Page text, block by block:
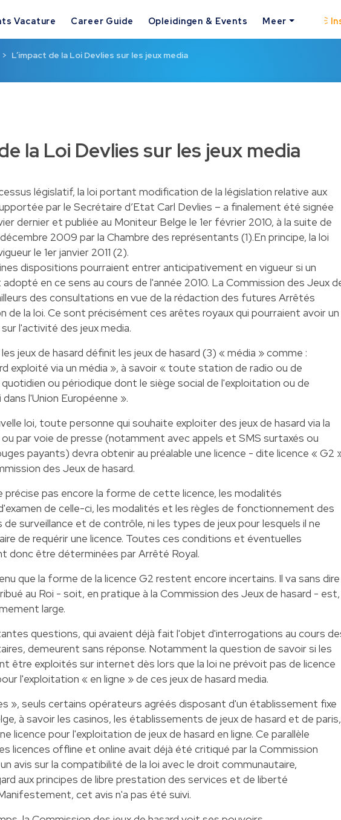
Vacature Career Guide Opleidingen & Events Meer
L’impact de la Loi Devlies sur les jeux media
la Loi Devlies sur les jeux media
législatif, la loi portant modification de la législation relative aux
par le Secrétaire d’Etat Carl Devlies – a finalement été signée
dernier et publiée au Moniteur Belge le 1er février 2010, à la suite de
2009 par la Chambre des représentants (1).En principe, la loi
le 1er janvier 2011 (2).
dispositions pourraient entrer anticipativement en vigueur si un
en ce sens au cours de l'année 2010. La Commission des Jeux
des consultations en vue de la rédaction des futures Arrêtés
de la loi. Ce sont précisément ces arêtes royaux qui pourraient avoir un
l'activité des jeux media.
jeux de hasard définit les jeux de hasard (3) « média » comme :
exploité via un média », à savoir « toute station de radio ou de
ou périodique dont le siège social de l'exploitation ou de
l'Union Européenne ».
loi, toute personne qui souhaite exploiter des jeux de hasard via la
par voie de presse (notamment avec appels et SMS surtaxés ou
payants) devra obtenir au préalable une licence - dite licence « G2
des Jeux de hasard.
précise pas encore la forme de cette licence, les modalités
de celle-ci, les modalités et les règles de fonctionnement des
de surveillance et de contrôle, ni les types de jeux pour lesquels il ne
de requérir une licence. Toutes ces conditions et éventuelles
donc être déterminées par Arrêté Royal.
que la forme de la licence G2 restent encore incertains. Il va sans dire
au Roi - soit, en pratique à la Commission des Jeux de hasard - est,
large.
questions, qui avaient déjà fait l'objet d'interrogations au cours
demeurent sans réponse. Notamment la question de savoir si les
être exploités sur internet dès lors que la loi ne prévoit pas de licence
l'exploitation « en ligne » de ces jeux de hasard media.
», seuls certains opérateurs agréés disposant d'un établissement fixe
à savoir les casinos, les établissements de jeux de hasard et de paris,
licence pour l'exploitation de jeux de hasard en ligne. Ce parallèle
licences offline et online avait déjà été critiqué par la Commission
avis sur la compatibilité de la loi avec le droit communautaire,
aux principes de libre prestation des services et de liberté
cet avis n'a pas été suivi.